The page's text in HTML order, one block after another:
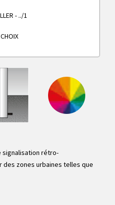
- ../1
signalisation rétro-
zones urbaines telles que